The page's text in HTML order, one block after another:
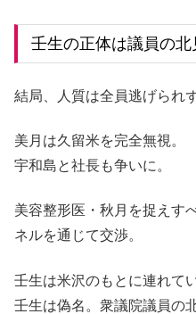
壬生の正体は議員の北
結局、人質は全員逃げられ
美月は久留米を完全無視。
宇和島と社長も争いに。
美容整形医・秋月を捉えす
ネルを通じて交渉。
壬生は米沢のもとに連れて
壬生は偽名。衆議院議員の